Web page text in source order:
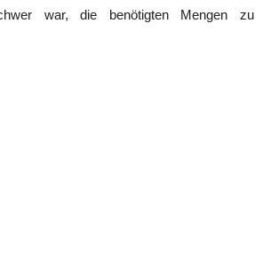
war, die benötigten Mengen zu